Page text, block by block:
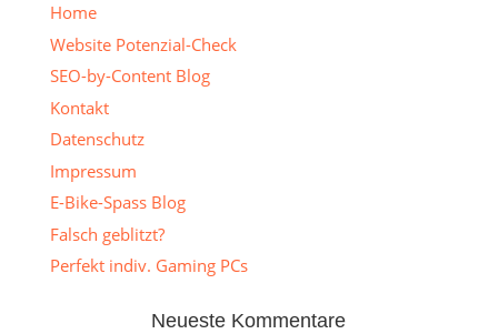
Home
Website Potenzial-Check
SEO-by-Content Blog
Kontakt
Datenschutz
Impressum
E-Bike-Spass Blog
Falsch geblitzt?
Perfekt indiv. Gaming PCs
Neueste Kommentare